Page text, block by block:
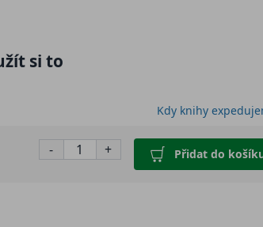
si to
Kdy knihy
- + Přidat do